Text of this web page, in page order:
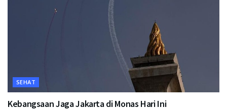
SEHAT
Kebangsaan Jaga Jakarta di Monas Hari Ini